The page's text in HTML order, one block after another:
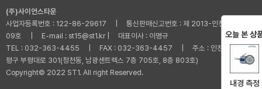
(주)사이언스타운
사업자등록번호 : 122-86-29617 | 통신판매신고번호 : 제 2013-인천부평-001
09호 | E-mail : st15@st1.kr | 대표이사 : 이명규
TEL : 032-363-4455 | FAX : 032-363-4457 | 주소 : 인천광역시 부
평구 부평대로 301(청천동, 남광센트렉스 7층 705호, 8층 803호)
Copyright© 2022 ST1. All right Reserved.
오늘 본 상
내경 측정